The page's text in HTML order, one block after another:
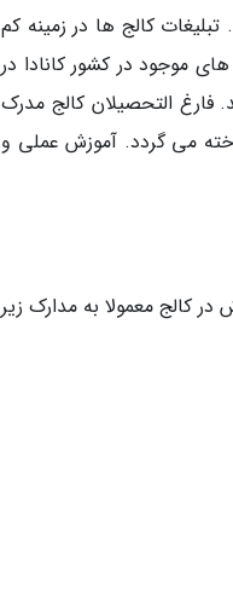
کالج ها در زمینه کم
موجود در کشور کانادا در
التحصیلان کالج مدرک
می گردد. آموزش عملی و
کالج معمولا به مدارک زیر